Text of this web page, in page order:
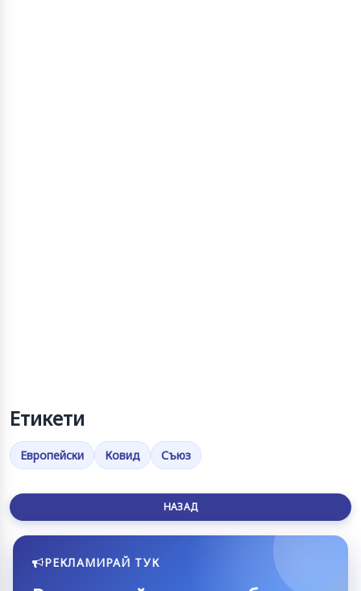
Етикети
Европейски Ковид Съюз
НАЗАД
РЕКЛАМИРАЙ ТУК